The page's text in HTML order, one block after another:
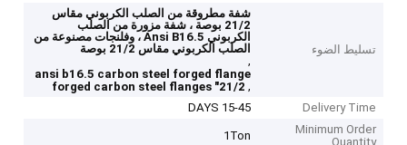
تسليط الضوء
شفة مطروقة من الصلب الكربوني مقاس
21/2 بوصة ، شفة مزورة من الصلب
الكربوني Ansi B16.5 ، وفلنجات مصنوعة من
الصلب الكربوني مقاس 21/2 بوصة
,
ansi b16.5 carbon steel forged flange
,
21/2" forged carbon steel flanges
Delivery Time
15-45 DAYS
Minimum Order
Quantity
1Ton